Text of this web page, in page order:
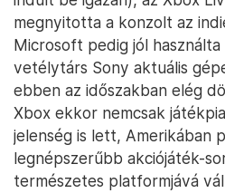
megnyitotta a konzolt az
Microsoft pedig jól
vetélytárs Sony aktuális
ebben az időszakban elég
Xbox ekkor nemcsak
jelenség is lett, Amerikában
legnépszerűbb akciójáték-
természetes platformjává